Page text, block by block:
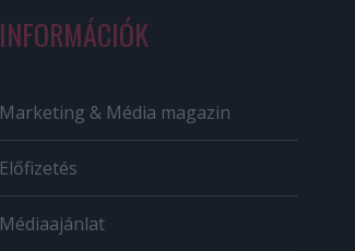
INFORMÁCIÓK
Marketing & Média magazin
Előfizetés
Médiaajánlat